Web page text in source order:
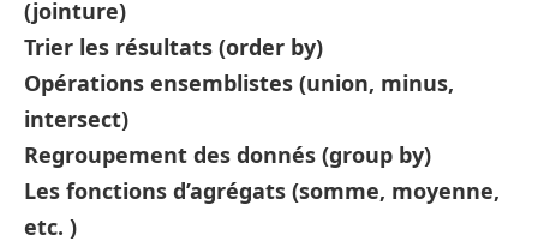
(jointure)
Trier les résultats (order by)
Opérations ensemblistes (union, minus,
intersect)
Regroupement des donnés (group by)
Les fonctions d’agrégats (somme, moyenne,
etc. )